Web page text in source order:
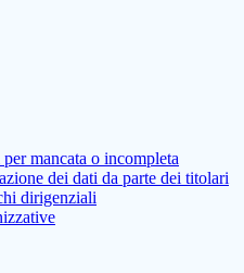
mancata o incompleta
dei dati da parte dei titolari
dirigenziali